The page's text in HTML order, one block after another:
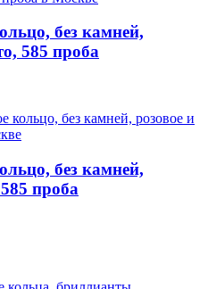
без камней,
585 проба
без камней,
проба